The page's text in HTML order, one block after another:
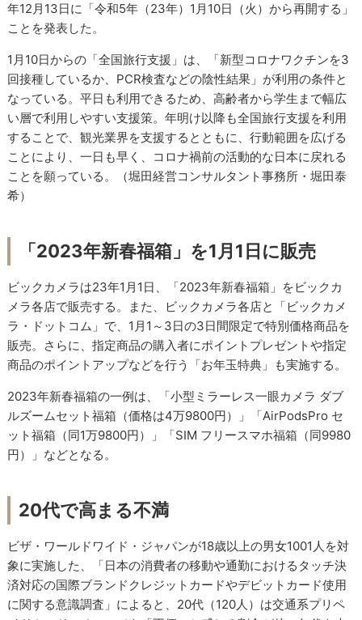
年12月13日に「令和5年（23年）1月10日（火）から再開する」
ことを発表した。
1月10日からの「全国旅行支援」は、「新型コロナワクチンを3
回接種しているか、PCR検査などの陰性結果」が利用の条件と
なっている。平日も利用できるため、高齢者から学生まで幅広
い層で利用しやすい支援策。年明け以降も全国旅行支援を利用
することで、観光業界を支援するとともに、行動範囲を広げる
ことにより、一日も早く、コロナ禍前の活動的な日本に戻れる
ことを願っている。（堀田経営コンサルタント事務所・堀田泰
希）
「2023年新春福箱」を1月1日に販売
ビックカメラは23年1月1日、「2023年新春福箱」をビックカ
メラ各店で販売する。また、ビックカメラ各店と「ビックカメ
ラ・ドットコム」で、1月1～3日の3日間限定で特別価格商品を
販売。さらに、指定商品の購入者にポイントプレゼントや指定
商品のポイントアップなどを行う「お年玉特典」も実施する。
2023年新春福箱の一例は、「小型ミラーレス一眼カメラ ダブ
ルズームセット福箱（価格は4万9800円）」「AirPodsPro セ
ット福箱（同1万9800円）」「SIM フリースマホ福箱（同9980
円）」などとなる。
20代で高まる不満
ビザ・ワールドワイド・ジャパンが18歳以上の男女1001人を対
象に実施した、「日本の消費者の移動や通勤におけるタッチ決
済対応の国際ブランドクレジットカードやデビットカード使用
に関する意識調査」によると、20代（120人）は交通系プリペ